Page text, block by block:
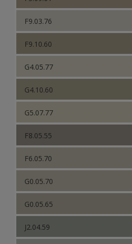
F9.03.76
F9.10.60
G4.05.77
G4.10.60
G5.07.77
F8.05.55
F6.05.70
G0.05.70
G0.05.65
J2.04.59